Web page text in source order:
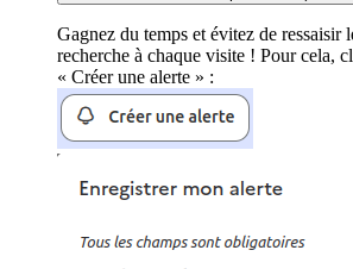
Gagnez du temps et évitez de ressaisir
recherche à chaque visite ! Pour cela,
« Créer une alerte » :